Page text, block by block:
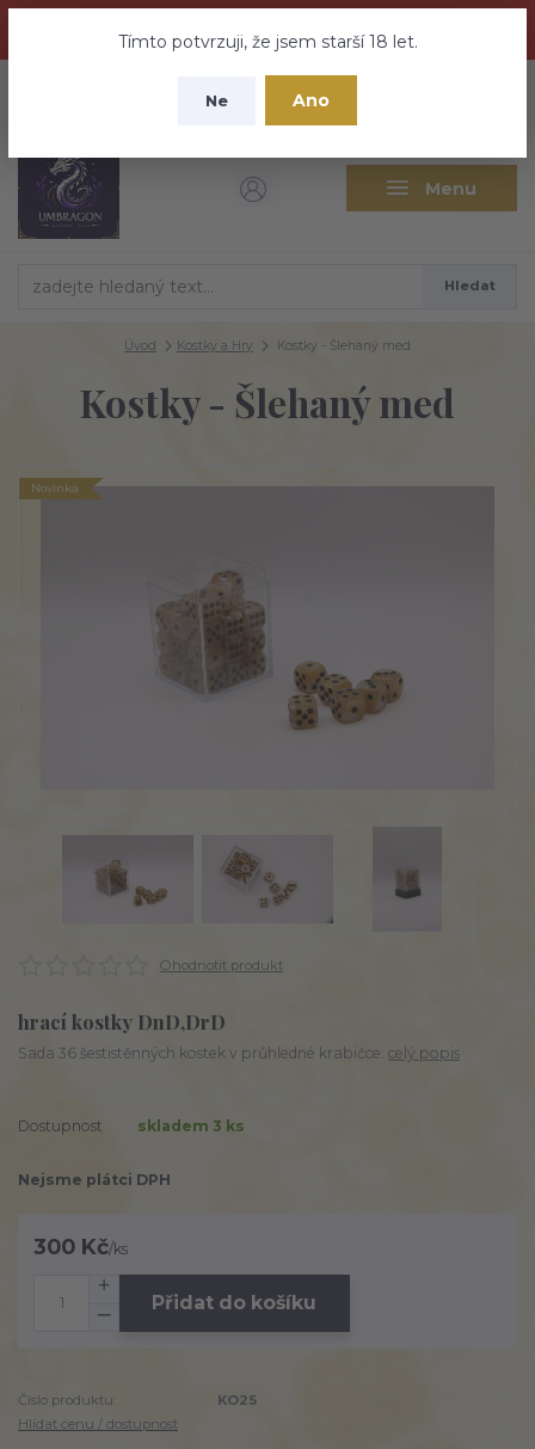
nebuďte vyděšeni zde najdete vše a ještě mnohem víc
Tímto potvrzuji, že jsem starší 18 let.
Ne Ano
Menu
CZK
Hledat
Úvod Kostky a Hry Kostky - Šlehaný med
Kostky - Šlehaný med
Novinka
Ohodnotit produkt
hrací kostky DnD,DrD
Sada 36 šestistěnných kostek v průhledné krabičce. celý popis
Dostupnost skladem 3 ks
Nejsme plátci DPH
300 Kč/ks
Přidat do košíku
Číslo produktu:
KO25
Hlídat cenu / dostupnost